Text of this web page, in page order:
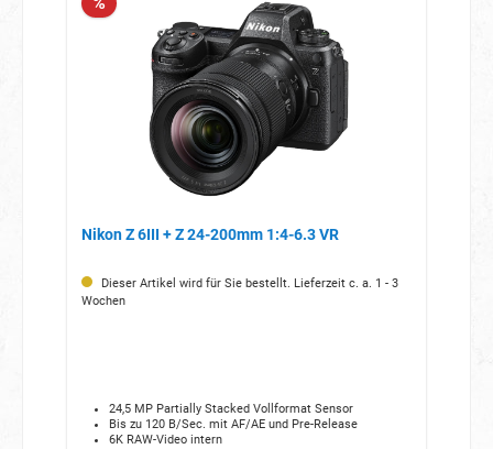
Nikon Z 6III + Z 24-200mm 1:4-6.3 VR
Dieser Artikel wird für Sie bestellt. Lieferzeit c. a. 1 - 3
Wochen
24,5 MP Partially Stacked Vollformat Sensor
Bis zu 120 B/Sec. mit AF/AE und Pre-Release
6K RAW-Video intern